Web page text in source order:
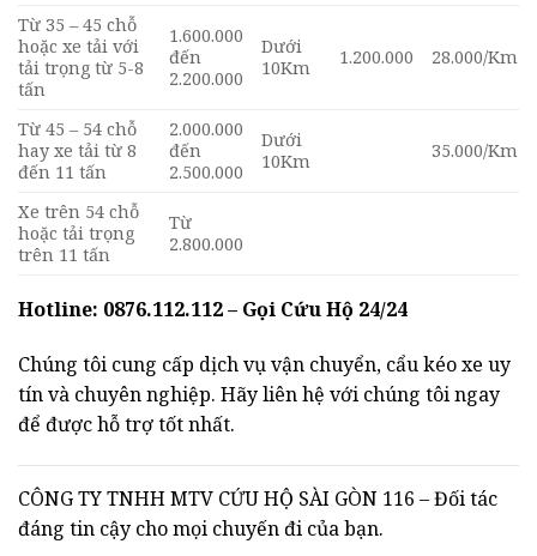
Từ 35 – 45 chỗ
hoặc xe tải với
tải trọng từ 5-8
tấn
1.600.000
đến
2.200.000
Dưới
10Km
1.200.000 28.000/Km
Từ 45 – 54 chỗ
hay xe tải từ 8
đến 11 tấn
2.000.000
đến
2.500.000
Dưới
10Km
35.000/Km
Xe trên 54 chỗ
hoặc tải trọng
trên 11 tấn
Từ
2.800.000
Hotline: 0876.112.112 – Gọi Cứu Hộ 24/24
Chúng tôi cung cấp dịch vụ vận chuyển, cẩu kéo xe uy
tín và chuyên nghiệp. Hãy liên hệ với chúng tôi ngay
để được hỗ trợ tốt nhất.
CÔNG TY TNHH MTV CỨU HỘ SÀI GÒN 116 – Đối tác
đáng tin cậy cho mọi chuyến đi của bạn.